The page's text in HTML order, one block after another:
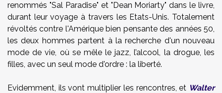
renommés "Sal Paradise" et "Dean Moriarty" dans le livre,
durant leur voyage à travers les Etats-Unis. Totalement
révoltés contre l'Amérique bien pensante des années 50,
les deux hommes partent à la recherche d'un nouveau
mode de vie, où se mêle le jazz, l’alcool, la drogue, les
filles, avec un seul mode d'ordre : la liberté.
Evidemment, ils vont multiplier les rencontres, et Walter